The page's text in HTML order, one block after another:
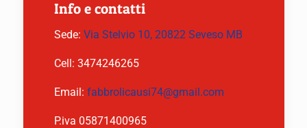
Info e contatti
Sede: Via Stelvio 10, 20822 Seveso MB
Cell: 3474246265
Email: fabbrolicausi74@gmail.com
P.iva 05871400965